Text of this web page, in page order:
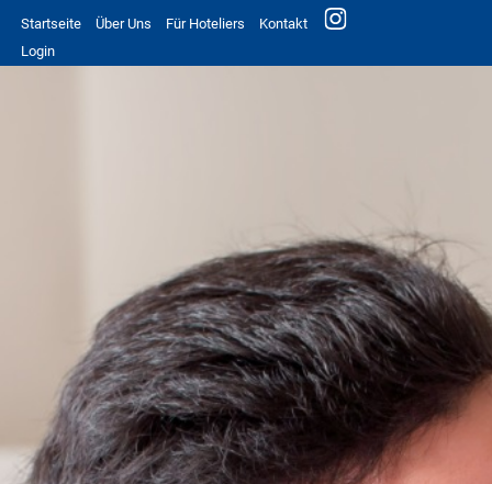
Startseite Über Uns Für Hoteliers
Kontakt
Login